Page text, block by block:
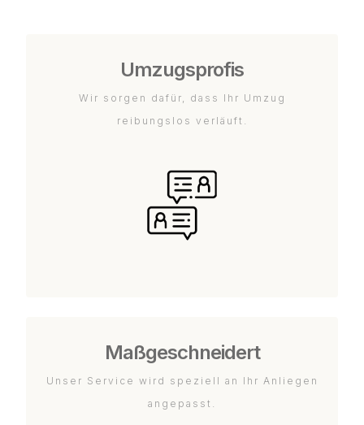
Umzugsprofis
Wir sorgen dafür, dass Ihr Umzug
reibungslos verläuft.
Maßgeschneidert
Unser Service wird speziell an Ihr Anliegen
angepasst.